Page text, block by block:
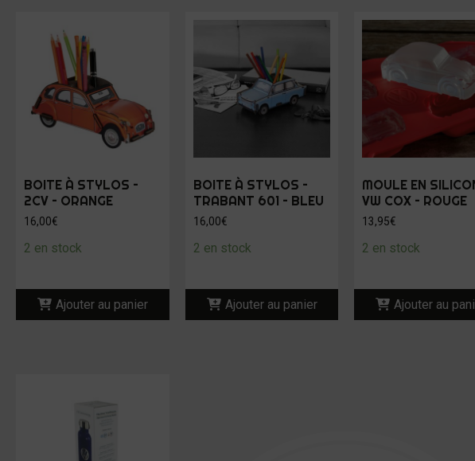
BOITE À STYLOS –
2CV – ORANGE
16,00€
2 en stock
Ajouter au panier
BOITE À STYLOS –
TRABANT 601 – BLEU
16,00€
2 en stock
Ajouter au panier
MOULE EN
VW COX – ROUGE
13,95€
2 en stock
Ajouter au